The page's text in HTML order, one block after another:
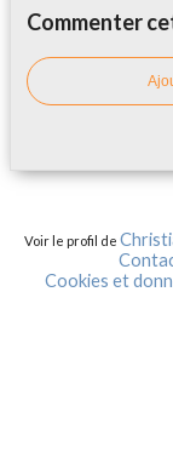
Commenter
Voir le profil de
Cookies et